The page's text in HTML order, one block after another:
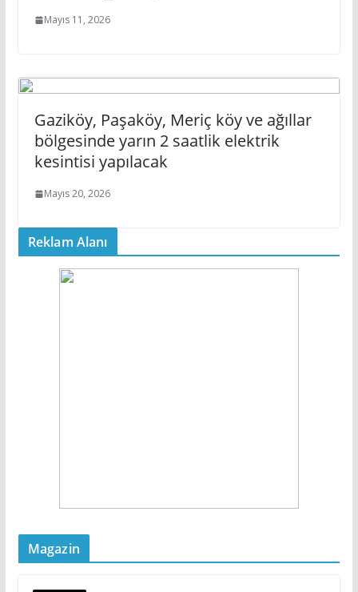
Mayıs 11, 2026
Gaziköy, Paşaköy, Meriç köy ve ağıllar
bölgesinde yarın 2 saatlik elektrik
kesintisi yapılacak
Mayıs 20, 2026
Reklam Alanı
Magazin